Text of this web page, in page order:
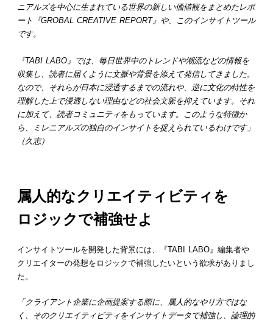
ニアルズを中心に生まれている世界の新しい価値観をまとめたレポ
ート『GROBAL CREATIVE REPORT』や、このインサイトツール
です。
『TABI LABO』では、毎日世界中のトレンドや潮流などの情報を
収集し、読者に届くように文脈や背景を添えて発信してきました。
なので、それらが日本に浸透するまでの流れや、逆に文化の特性を
理解した上で浸透しない理由などの社会文脈を抑えています。それ
に加えて、読者コミュニティをもっています。このような特徴か
ら、ミレニアルズの独自のインサイトを捉えられているわけです」
（久志）
属人的なクリエイティビティを
ロジックで補強せよ
インサイトツールを開発した背景には、『TABI LABO』編集者や
クリエイターの発想をロジックで補強したいという欲求がありまし
た。
「クライアント企業に企画提案する際に、属人的なやり方ではな
く、そのクリエイティビティをインサイトデータで補強し、論理的